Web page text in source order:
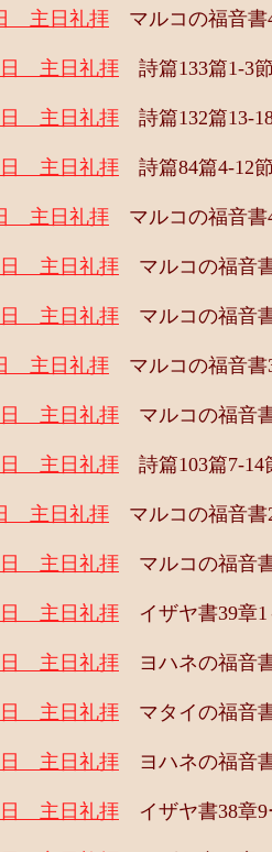
主日礼拝 マルコの福音書
日 主日礼拝 詩篇133篇1-3
日 主日礼拝 詩篇132篇13-
日 主日礼拝 詩篇84篇4-12
主日礼拝 マルコの福音書
日 主日礼拝 マルコの福音
日 主日礼拝 マルコの福音
主日礼拝 マルコの福音書
日 主日礼拝 マルコの福音
日 主日礼拝 詩篇103篇7-14
主日礼拝 マルコの福音書
日 主日礼拝 マルコの福音
日 主日礼拝 イザヤ書39章1
日 主日礼拝 ヨハネの福音
日 主日礼拝 マタイの福音
日 主日礼拝 ヨハネの福音
日 主日礼拝 イザヤ書38章9